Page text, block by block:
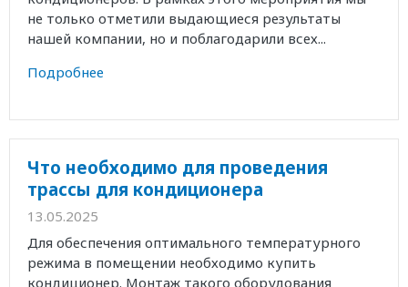
не только отметили выдающиеся результаты
нашей компании, но и поблагодарили всех...
Подробнее
Что необходимо для проведения
трассы для кондиционера
13.05.2025
Для обеспечения оптимального температурного
режима в помещении необходимо купить
кондиционер. Монтаж такого оборудования